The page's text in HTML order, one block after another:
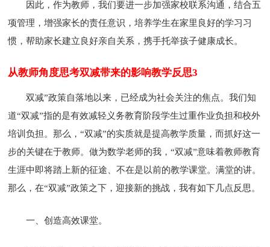
因此，作为教师，我们要进一步加强家校联系沟通，结合五
项管理，增强家长的责任意识，培养学生在家里良好的学习习
惯，帮助家长建立良好亲自关系，携手托举孩子健康成长。
从教师角度思考双减带来的影响教学反思3
双减”政策自落地以来，已经成为社会关注的焦点。我们知
道“双减”指的是有效减轻义务教育阶段学生过重作业负担和校外
培训负担。那么，“双减”的实质就是提高教学质量，而抓好这一
步的关键在于教师。做为数学老师的我，“双减”意味着教师教育
生涯中即将踏上新的征途、不在是以前的教学课堂。满堂的讲。
那么，在“双减”政策之下，迎接新的挑战，我有如下几点反思。
一、创造高效课堂。